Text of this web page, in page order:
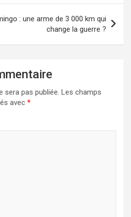
: une arme de 3 000 km qui
change la guerre ?
pas publiée. Les champs
avec *